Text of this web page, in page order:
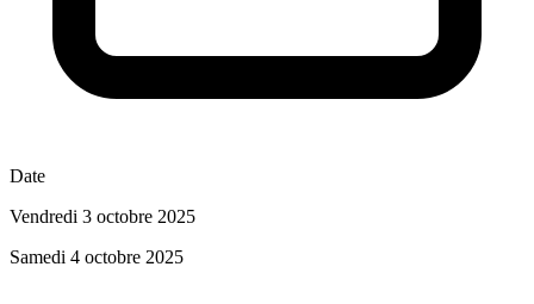
Date
Vendredi 3 octobre 2025
Samedi 4 octobre 2025